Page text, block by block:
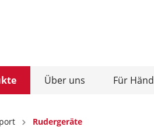
Über uns Für
uns Rudergeräte